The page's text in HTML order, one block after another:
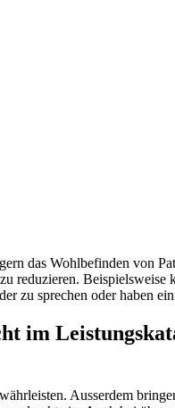
das Wohlbefinden von
zu sprechen oder haben
im
Ausserdem